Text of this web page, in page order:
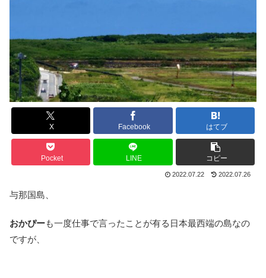
X Facebook はてブ
Pocket LINE コピー
2022.07.22 2022.07.26
与那国島、
おかぴーも一度仕事で言ったことが有る日本最西端の島なの
ですが、